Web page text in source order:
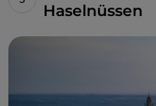
Haselnüssen